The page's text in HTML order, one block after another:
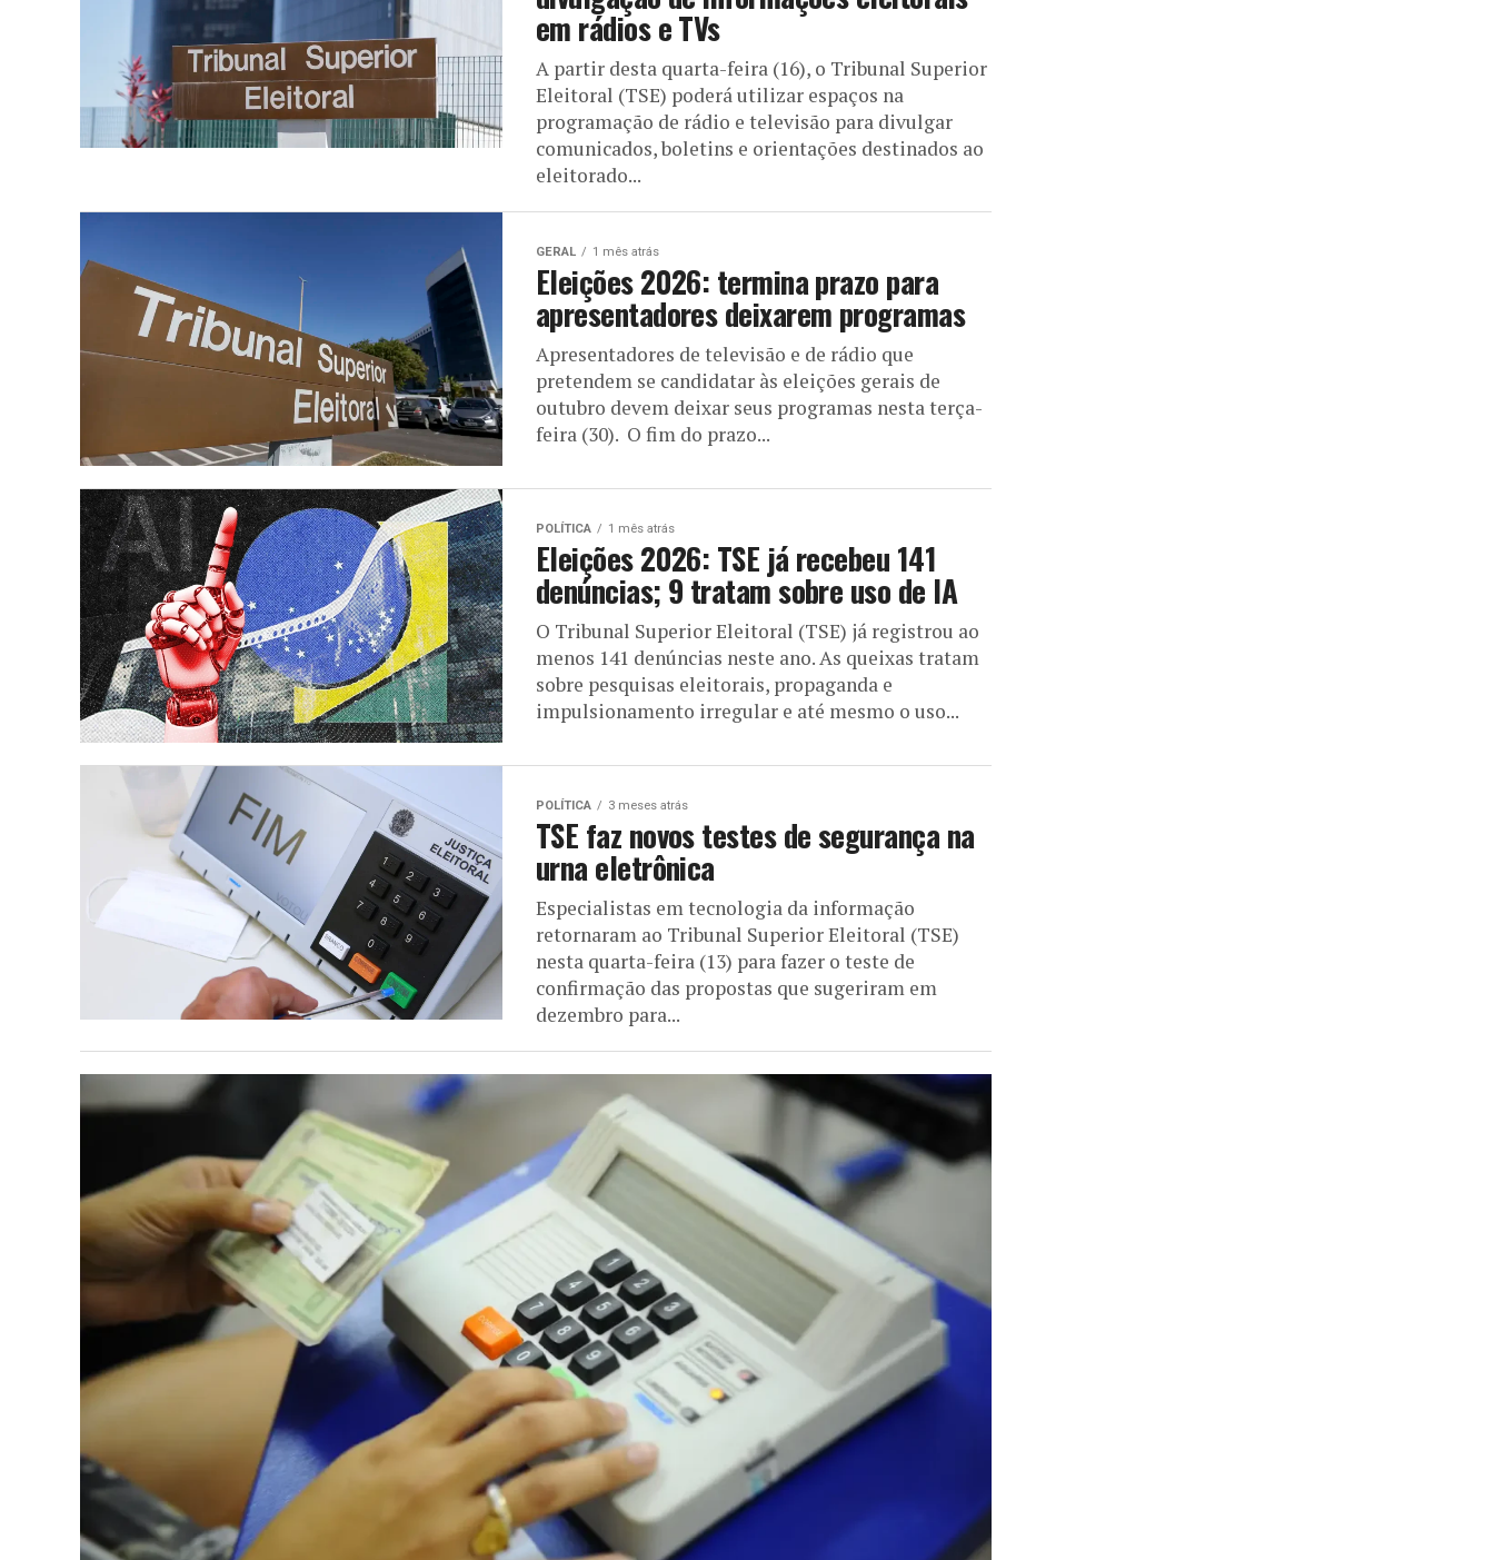
em rádios e TVs
A partir desta quarta-feira (16), o Tribunal Superior
Eleitoral (TSE) poderá utilizar espaços na
programação de rádio e televisão para divulgar
comunicados, boletins e orientações destinados ao
eleitorado...
GERAL 1 mês atrás
Eleições 2026: termina prazo para
apresentadores deixarem programas
Apresentadores de televisão e de rádio que
pretendem se candidatar às eleições gerais de
outubro devem deixar seus programas nesta terça-
feira (30). O fim do prazo...
POLÍTICA 1 mês atrás
Eleições 2026: TSE já recebeu 141
denúncias; 9 tratam sobre uso de IA
O Tribunal Superior Eleitoral (TSE) já registrou ao
menos 141 denúncias neste ano. As queixas tratam
sobre pesquisas eleitorais, propaganda e
impulsionamento irregular e até mesmo o uso...
POLÍTICA 3 meses atrás
TSE faz novos testes de segurança na
urna eletrônica
Especialistas em tecnologia da informação
retornaram ao Tribunal Superior Eleitoral (TSE)
nesta quarta-feira (13) para fazer o teste de
confirmação das propostas que sugeriram em
dezembro para...